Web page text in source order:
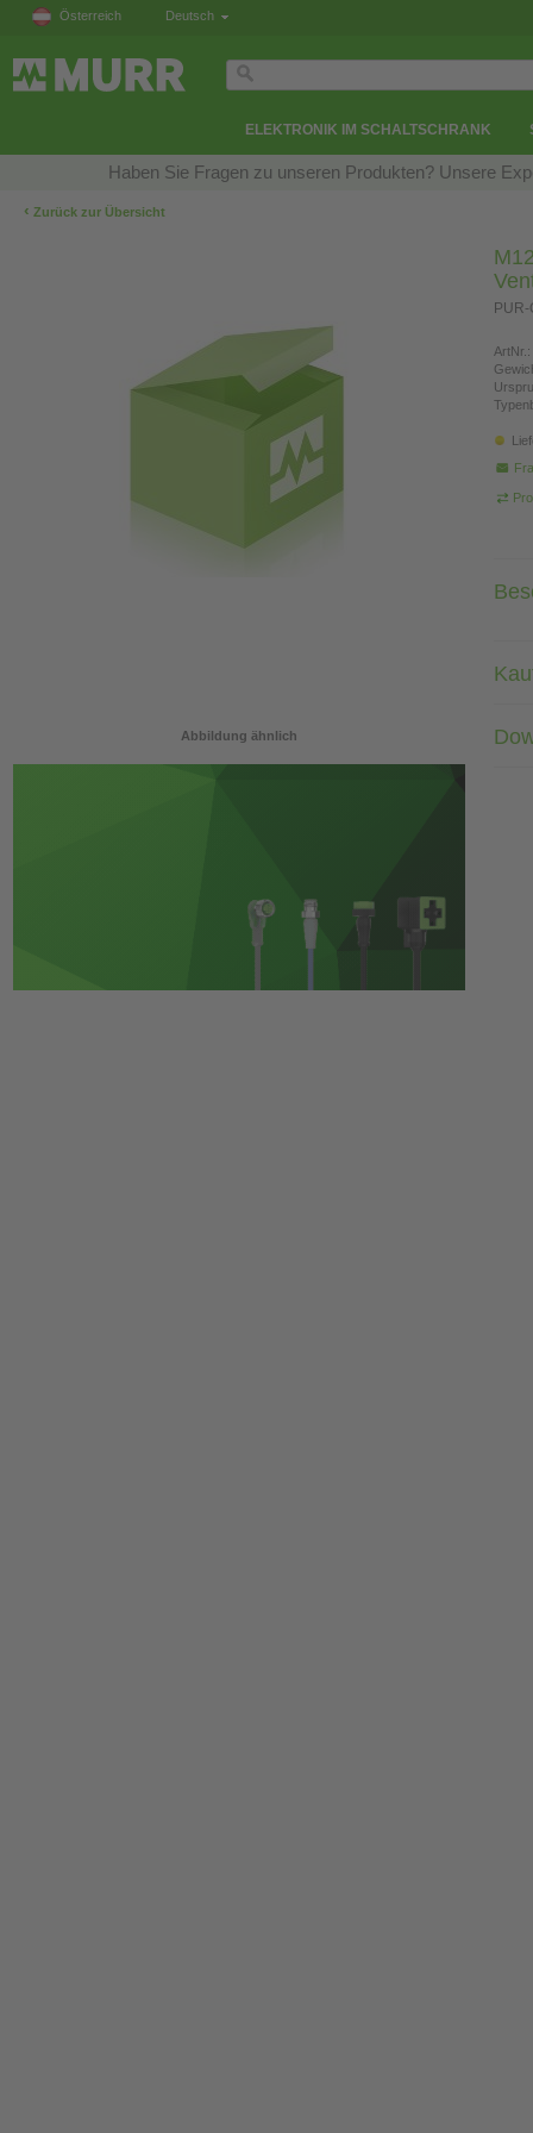
Österreich Deutsch
ELEKTRONIK IM SCHALTSCHRANK
Haben Sie Fragen zu unseren Produkten? Unsere
‹ Zurück zur Übersicht
Abbildung ähnlich
ArtNr.: